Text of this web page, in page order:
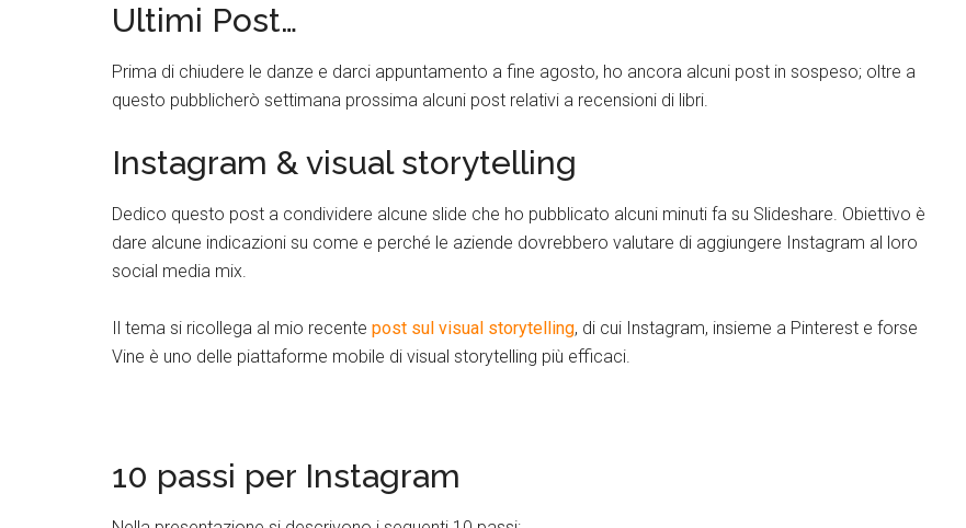
Ultimi Post…
Prima di chiudere le danze e darci appuntamento a fine agosto, ho ancora alcuni post in sospeso; oltre a
questo pubblicherò settimana prossima alcuni post relativi a recensioni di libri.
Instagram & visual storytelling
Dedico questo post a condividere alcune slide che ho pubblicato alcuni minuti fa su Slideshare. Obiettivo è
dare alcune indicazioni su come e perché le aziende dovrebbero valutare di aggiungere Instagram al loro
social media mix.
Il tema si ricollega al mio recente post sul visual storytelling, di cui Instagram, insieme a Pinterest e forse
Vine è uno delle piattaforme mobile di visual storytelling più efficaci.
10 passi per Instagram